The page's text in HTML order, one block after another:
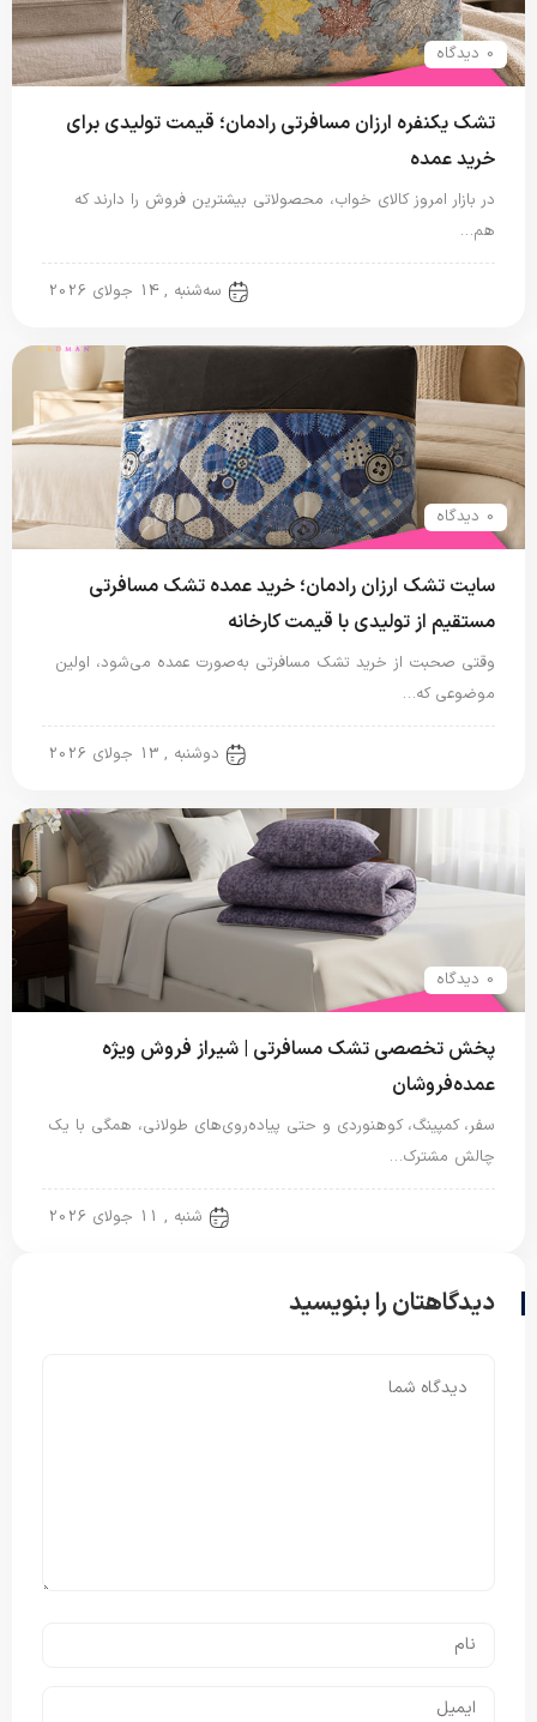
0 دیدگاه
تشک یکنفره ارزان مسافرتی رادمان؛ قیمت تولیدی برای
خرید عمده
در بازار امروز کالای خواب، محصولاتی بیشترین فروش را دارند که
هم…
سه‌شنبه , 14 جولای 2026
0 دیدگاه
سایت تشک ارزان رادمان؛ خرید عمده تشک مسافرتی
مستقیم از تولیدی با قیمت کارخانه
وقتی صحبت از خرید تشک مسافرتی به‌صورت عمده می‌شود، اولین
موضوعی که…
دوشنبه , 13 جولای 2026
0 دیدگاه
پخش تخصصی تشک مسافرتی | شیراز فروش ویژه
عمده‌فروشان
سفر، کمپینگ، کوهنوردی و حتی پیاده‌روی‌های طولانی، همگی با یک
چالش مشترک…
شنبه , 11 جولای 2026
دیدگاهتان را بنویسید